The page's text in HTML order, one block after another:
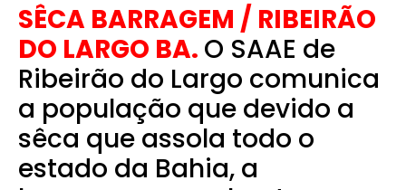
SÊCA BARRAGEM / RIBEIRÃO
DO LARGO BA. O SAAE de
Ribeirão do Largo comunica
a população que devido a
sêca que assola todo o
estado da Bahia, a